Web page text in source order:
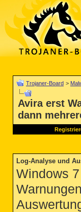
Trojaner-Board >
Avira erst
dann
Log-Analyse und
Windows